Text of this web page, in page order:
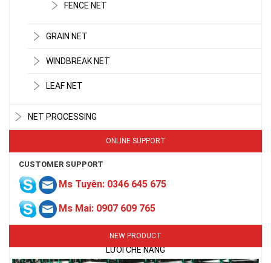
FENCE NET
GRAIN NET
WINDBREAK NET
LEAF NET
NET PROCESSING
ONLINE SUPPORT
CUSTOMER SUPPORT
Ms Tuyên: 0346 645 675
Ms Mai: 0907 609 765
NEW PRODUCT